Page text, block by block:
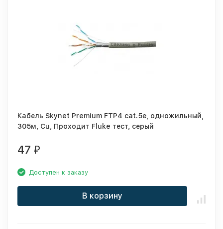
Кабель Skynet Premium FTP4 cat.5е, одножильный,
305м, Cu, Проходит Fluke тест, серый
47 ₽
Доступен к заказу
В корзину